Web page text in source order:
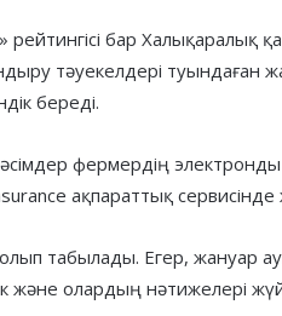
бар Халықаралық
тәуекелдері туындаған
береді.
фермердің
ақпараттық сервисінде
табылады. Егер, жануар
және олардың нәтижелері